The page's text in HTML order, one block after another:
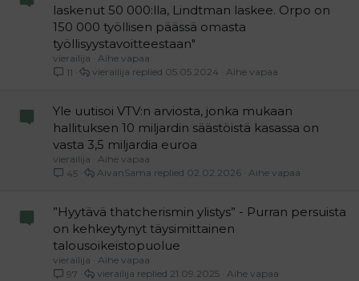
laskenut 50 000:lla, Lindtman laskee. Orpo on
150 000 työllisen päässä omasta
työllisyystavoitteestaan"
vierailija
Aihe vapaa
11
Aihe vapaa
05.05.2024
vierailija
Yle uutisoi VTV:n arviosta, jonka mukaan
hallituksen 10 miljardin säästöistä kasassa on
vasta 3,5 miljardia euroa
vierailija
Aihe vapaa
45
Aihe vapaa
02.02.2026
AivanSama
”Hyytävä thatcherismin ylistys” - Purran persuista
on kehkeytynyt täysimittainen
talousoikeistopuolue
vierailija
Aihe vapaa
97
Aihe vapaa
21.09.2025
vierailija